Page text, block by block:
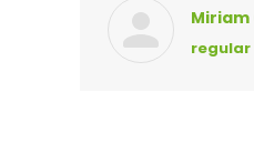
Miriam